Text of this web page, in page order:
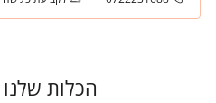
הכלות